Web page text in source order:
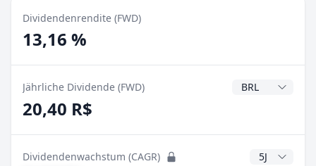
Dividendenrendite (FWD)
13,16 %
Jährliche Dividende (FWD)
20,40 R$
Dividendenwachstum (CAGR) CAGR Jahre